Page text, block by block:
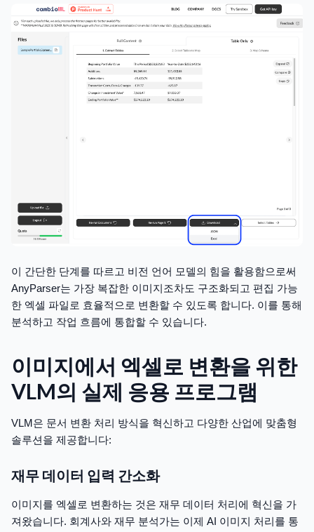
이 간단한 단계를 따르고 비전 언어 모델의 힘을 활용함으로써
AnyParser는 가장 복잡한 이미지조차도 구조화되고 편집 가능
한 엑셀 파일로 효율적으로 변환할 수 있도록 합니다. 이를 통해
분석하고 작업 흐름에 통합할 수 있습니다.
이미지에서 엑셀로 변환을 위한
VLM의 실제 응용 프로그램
VLM은 문서 변환 처리 방식을 혁신하고 다양한 산업에 맞춤형
솔루션을 제공합니다:
재무 데이터 입력 간소화
이미지를 엑셀로 변환하는 것은 재무 데이터 처리에 혁신을 가
져왔습니다. 회계사와 재무 분석가는 이제 AI 이미지 처리를 통